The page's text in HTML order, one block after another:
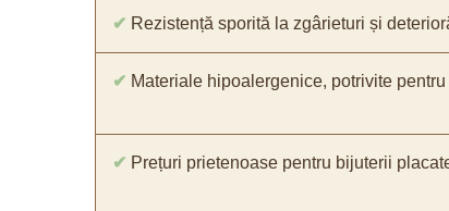
✔ Rezistență sporită la zgârieturi și
✔ Materiale hipoalergenice, potrivite
✔ Prețuri prietenoase pentru bijuterii